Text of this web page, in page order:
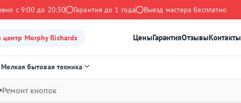
с 9:00 до 20:30 Гарантия до 1 года Выезд мастера бесплатно
центр Morphy Richards ЦеныГарантияОтзывыКонтакты
Мелкая бытовая техника
Ремонт кнопок